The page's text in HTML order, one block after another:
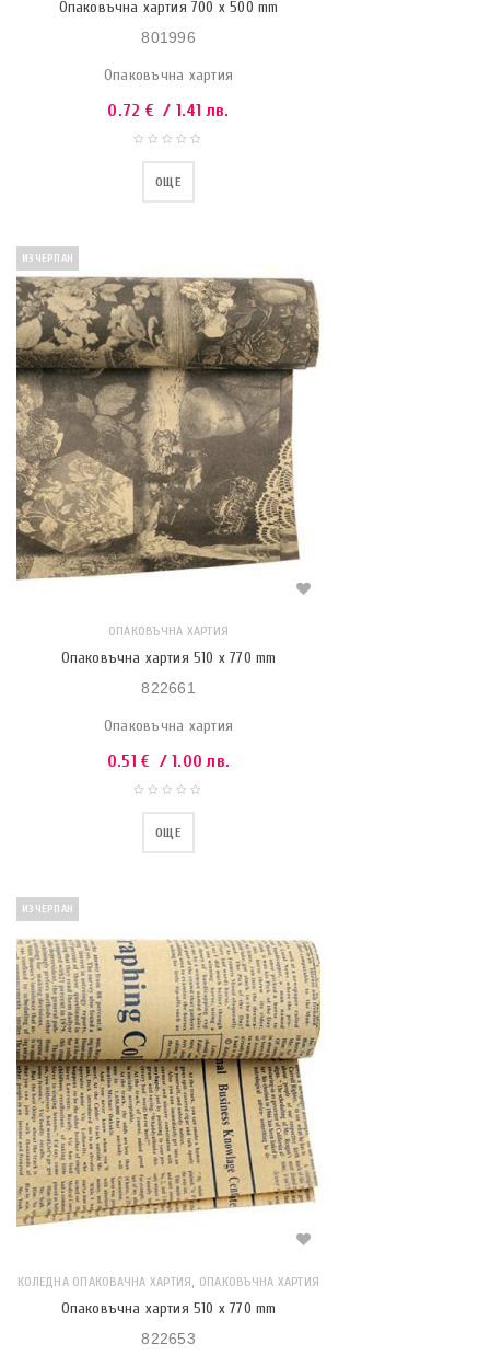
Опаковъчна хартия 700 x 500 mm
801996
Опаковъчна хартия
0.72 € / 1.41 лв.
ОЩЕ
ИЗЧЕРПАН
ОПАКОВЪЧНА ХАРТИЯ
Опаковъчна хартия 510 x 770 mm
822661
Опаковъчна хартия
0.51€ / 1.00 лв.
ОЩЕ
ИЗЧЕРПАН
КОЛЕДНА ОПАКОВАЧНА ХАРТИЯ, ОПАКОВЪЧНА ХАРТИЯ
Опаковъчна хартия 510 x 770 mm
822653